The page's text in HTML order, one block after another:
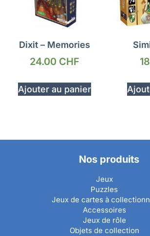
Dixit – Memories
24.00 CHF
Ajouter au panier
Nos produits
Jeux
Puzzles
Jeux de cartes à
Accessoires
Jeux de rôle
Objets de collection